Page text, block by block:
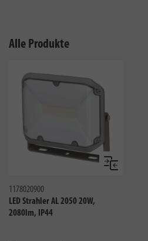
Alle Produkte
Vergleichen
1178020900
LED Strahler AL 2050 20W,
2080lm, IP44